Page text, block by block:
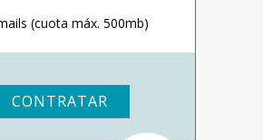
(cuota máx. 500mb)
CONTRATAR